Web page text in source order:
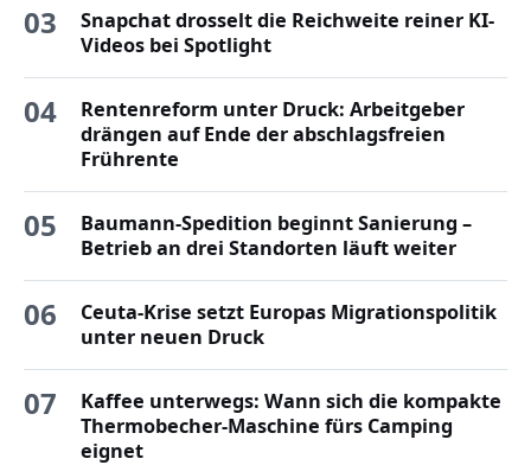
03
Snapchat drosselt die Reichweite reiner KI-
Videos bei Spotlight
04
Rentenreform unter Druck: Arbeitgeber
drängen auf Ende der abschlagsfreien
Frührente
05
Baumann-Spedition beginnt Sanierung –
Betrieb an drei Standorten läuft weiter
06
Ceuta-Krise setzt Europas Migrationspolitik
unter neuen Druck
07
Kaffee unterwegs: Wann sich die kompakte
Thermobecher-Maschine fürs Camping
eignet